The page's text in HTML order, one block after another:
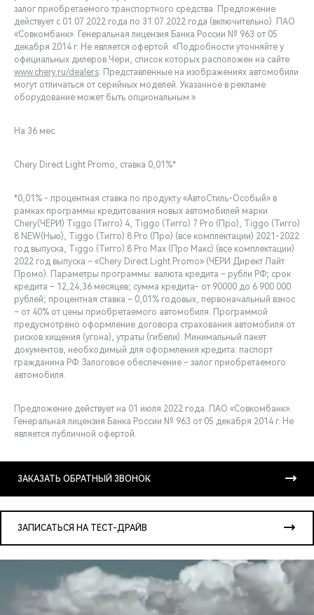
залог приобретаемого транспортного средства. Предложение
действует с 01.07.2022 года по 31.07.2022 года (включительно). ПАО
«Совкомбанк». Генеральная лицензия Банка России № 963 от 05
декабря 2014 г. Не является офертой. «Подробности уточняйте у
официальных дилеров Чери, список которых расположен на сайте
www.chery.ru/dealers . Представленные на изображениях автомобили
могут отличаться от серийных моделей. Указанное в рекламе
оборудование может быть опциональным.»
На 36 мес.
Chery Direct Light Promo, ставка 0,01%*
*0,01% - процентная ставка по продукту «АвтоСтиль-Особый» в
рамках программы кредитования новых автомобилей марки
Chery(ЧЕРИ) Tiggo (Тигго) 4, Tiggo (Тигго) 7 Pro (Про), Tiggo (Тигго)
8 NEW(Нью), Tiggo (Тигго) 8 Pro (Про) (все комплектации) 2021-2022
год выпуска, Tiggo (Тигго) 8 Pro Max (Про Макс) (все комплектации)
2022 год выпуска – «Chery Direct Light Promo» (ЧЕРИ Директ Лайт
Промо). Параметры программы: валюта кредита – рубли РФ; срок
кредита – 12,24,36 месяцев; сумма кредита- от 90000 до 6 900 000
рублей; процентная ставка – 0,01% годовых, первоначальный взнос
– от 40% от цены приобретаемого автомобиля. Программой
предусмотрено оформление договора страхования автомобиля от
рисков хищения (угона), утраты (гибели). Минимальный пакет
документов, необходимый для оформления кредита: паспорт
гражданина РФ. Залоговое обеспечение – залог приобретаемого
автомобиля.
Предложение действует на 01 июля 2022 года. ПАО «Совкомбанк».
Генеральная лицензия Банка России № 963 от 05 декабря 2014 г. Не
является публичной офертой.
ЗАКАЗАТЬ ОБРАТНЫЙ ЗВОНОК
ЗАПИСАТЬСЯ НА ТЕСТ-ДРАЙВ